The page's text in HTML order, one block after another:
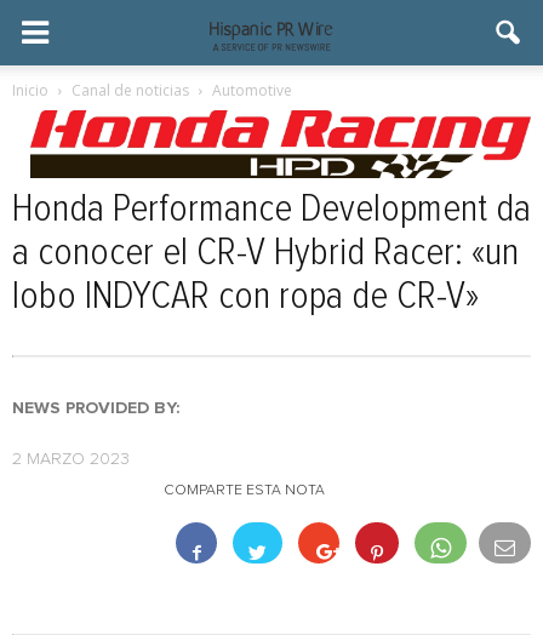
Inicio Canal de noticias Automotive
Honda Performance Development da
a conocer el CR-V Hybrid Racer: «un
lobo INDYCAR con ropa de CR-V»
NEWS PROVIDED BY:
2 MARZO 2023
COMPARTE ESTA NOTA